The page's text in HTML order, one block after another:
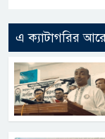
এ ক্যাটাগরির